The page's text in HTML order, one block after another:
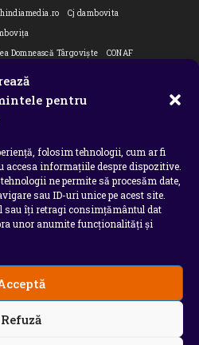
pentru
folosim tehnologii, cum ar fi
accesa informațiile despre dispozitive.
ne permite să procesăm date,
sau ID-uri unice pe acest site.
sau îți retragi consimțământul dat
unor anumite funcționalități și
Refuză
Cj dambovita
Domnească Târgoviște
CONAF
Bungete
dambovita
sanatatii
Nu-ți uita istoria
Primaria Dragodana
Primaria Lucieni
primăria Târgoviște
PSD Dambovita
Dambovita
Situație Covid-19
- Chindia Media
si tipari continut de pe acest